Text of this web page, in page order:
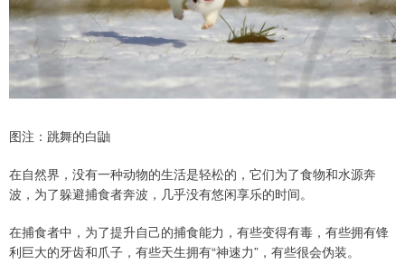
图注：跳舞的白鼬
在自然界，没有一种动物的生活是轻松的，它们为了食物和水源奔
波，为了躲避捕食者奔波，几乎没有悠闲享乐的时间。
在捕食者中，为了提升自己的捕食能力，有些变得有毒，有些拥有锋
利巨大的牙齿和爪子，有些天生拥有“神速力”，有些很会伪装。